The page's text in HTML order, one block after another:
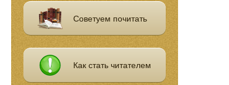
Советуем почитать
Как стать читателем